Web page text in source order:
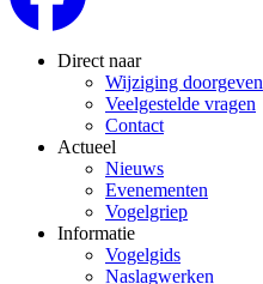
Direct naar
Wijziging doorgeven
Veelgestelde vragen
Contact
Actueel
Nieuws
Evenementen
Vogelgriep
Informatie
Vogelgids
Naslagwerken